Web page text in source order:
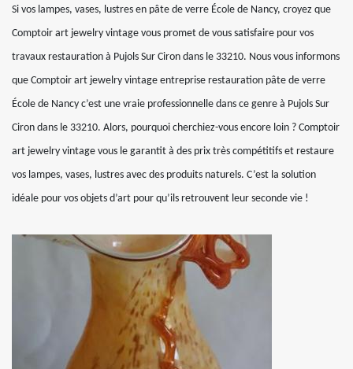
Si vos lampes, vases, lustres en pâte de verre École de Nancy, croyez que
Comptoir art jewelry vintage vous promet de vous satisfaire pour vos
travaux restauration à Pujols Sur Ciron dans le 33210. Nous vous informons
que Comptoir art jewelry vintage entreprise restauration pâte de verre
École de Nancy c’est une vraie professionnelle dans ce genre à Pujols Sur
Ciron dans le 33210. Alors, pourquoi cherchiez-vous encore loin ? Comptoir
art jewelry vintage vous le garantit à des prix très compétitifs et restaure
vos lampes, vases, lustres avec des produits naturels. C’est la solution
idéale pour vos objets d’art pour qu’ils retrouvent leur seconde vie !